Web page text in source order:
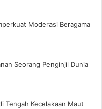
Moderasi Beragama
Seorang Penginjil Dunia
Tengah Kecelakaan Maut